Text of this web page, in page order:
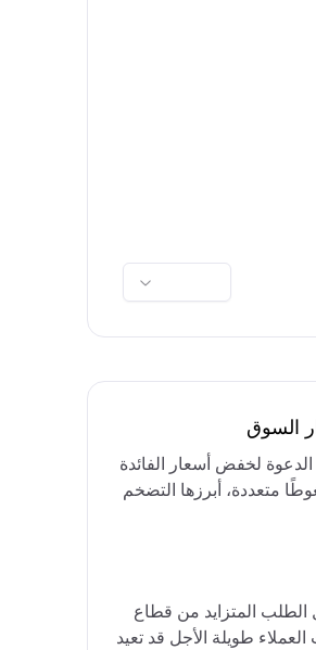
السوق
لخفض أسعار الفائدة
متعددة، أبرزها التضخم
خفض الفائدة أو خفض
المتزايد من قطاع
طويلة الأجل قد تعيد